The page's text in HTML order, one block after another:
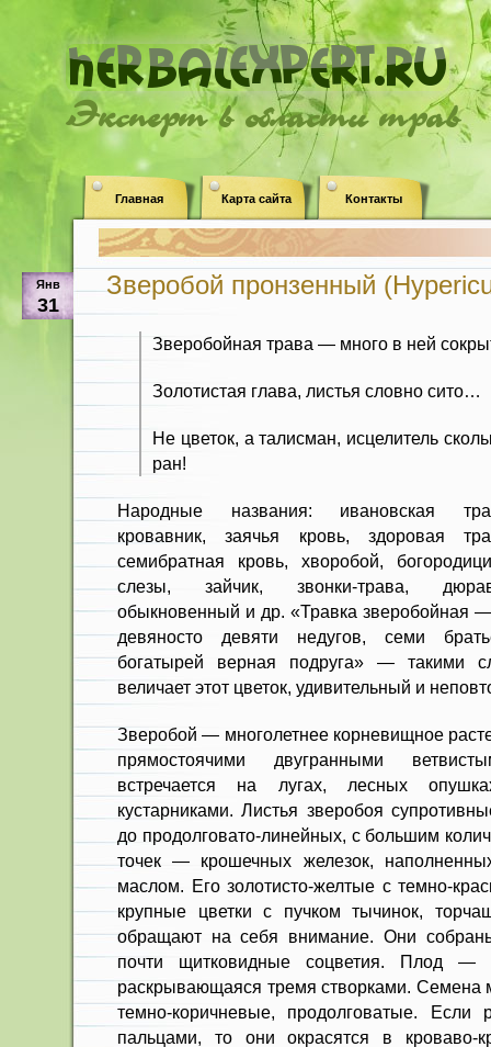
Эксперт в области трав
Главная Карта сайта Контакты
Янв
31
Зверобой пронзенный
Зверобойная трава — много в ней
Золотистая глава, листья словно сито…
Не цветок, а талисман, исцелитель
ран!
Народные названия: ивановская
кровавник, заячья кровь, здоровая
семибратная кровь, хворобой,
слезы, зайчик, звонки-трава,
обыкновенный и др. «Травка зверобойная
девяносто девяти недугов, семи
богатырей верная подруга» — такими
величает этот цветок, удивительный и
Зверобой — многолетнее корневищное
прямостоячими двугранными
встречается на лугах, лесных
кустарниками. Листья зверобоя
до продолговато-линейных, с большим
точек — крошечных железок,
маслом. Его золотисто-желтые с темно-
крупные цветки с пучком тычинок,
обращают на себя внимание. Они
почти щитковидные соцветия. Плод —
раскрывающаяся тремя створками. Семена
темно-коричневые, продолговатые. Если
пальцами, то они окрасятся в кроваво-